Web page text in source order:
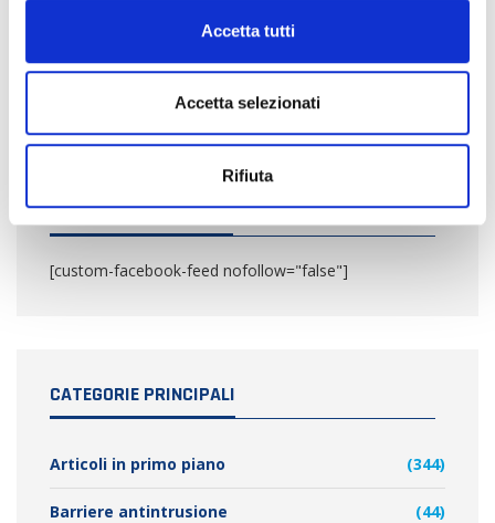
Accetta tutti
Accetta selezionati
Rifiuta
allontanamento volatili
necessario
SEGUICI SU FACEBOOK!
[custom-facebook-feed nofollow="false"]
CATEGORIE PRINCIPALI
Articoli in primo piano (344)
Barriere antintrusione (44)